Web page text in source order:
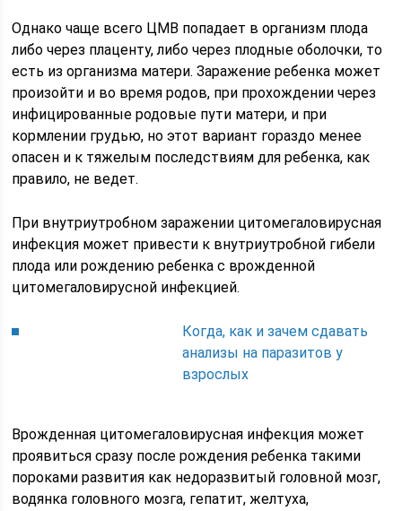
Однако чаще всего ЦМВ попадает в организм плода
либо через плаценту, либо через плодные оболочки, то
есть из организма матери. Заражение ребенка может
произойти и во время родов, при прохождении через
инфицированные родовые пути матери, и при
кормлении грудью, но этот вариант гораздо менее
опасен и к тяжелым последствиям для ребенка, как
правило, не ведет.
При внутриутробном заражении цитомегаловирусная
инфекция может привести к внутриутробной гибели
плода или рождению ребенка с врожденной
цитомегаловирусной инфекцией.
Когда, как и зачем сдавать
анализы на паразитов у
взрослых
Врожденная цитомегаловирусная инфекция может
проявиться сразу после рождения ребенка такими
пороками развития как недоразвитый головной мозг,
водянка головного мозга, гепатит, желтуха,